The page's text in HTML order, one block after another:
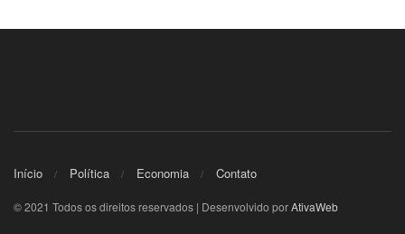
Início Política Economia Contato
© 2021 Todos os direitos reservados | Desenvolvido porAtivaWeb